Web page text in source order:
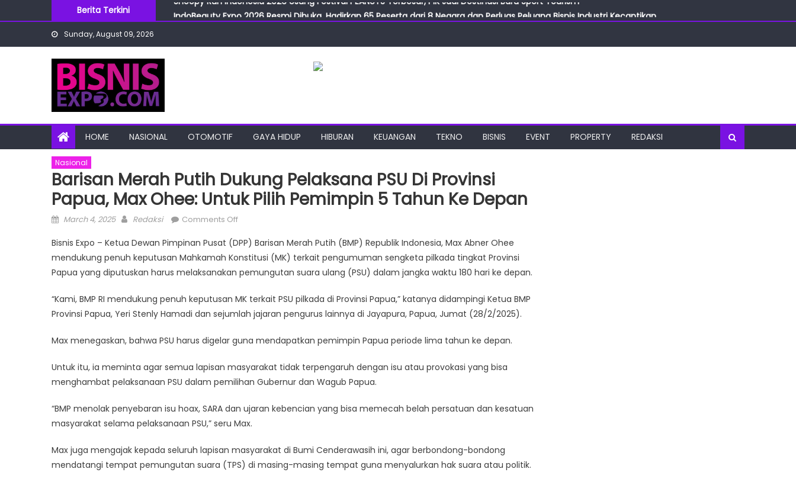
to
Berita Terkini
IndoBeauty Expo 2026 Resmi Dibuka, Hadirkan 65 Peserta dari 8 Negara dan Perluas Peluang Bisnis Industri Kecantikan
Snoopy Run Indonesia 2026 Usung Festival PEANUTS Terbesar, PIK Jadi Destinasi Baru Sport Tourism
Sunday, August 09, 2026
HOME NASIONAL OTOMOTIF GAYA HIDUP HIBURAN KEUANGAN TEKNO BISNIS EVENT PROPERTY REDAKSI
Nasional
Barisan Merah Putih Dukung Pelaksana PSU Di Provinsi
Papua, Max Ohee: Untuk Pilih Pemimpin 5 Tahun Ke Depan
Posted
March 4, 2025 Author
Redaksi Comments Offon
Merah
Putih
Dukung
PSU
di
Papua,
Ohee:
Untuk
Pemimpin
5
ke
Depan
Bisnis Expo – Ketua Dewan Pimpinan Pusat (DPP) Barisan Merah Putih (BMP) Republik Indonesia, Max Abner Ohee
mendukung penuh keputusan Mahkamah Konstitusi (MK) terkait pengumuman sengketa pilkada tingkat Provinsi
Papua yang diputuskan harus melaksanakan pemungutan suara ulang (PSU) dalam jangka waktu 180 hari ke depan.
“Kami, BMP RI mendukung penuh keputusan MK terkait PSU pilkada di Provinsi Papua,” katanya didampingi Ketua BMP
Provinsi Papua, Yeri Stenly Hamadi dan sejumlah jajaran pengurus lainnya di Jayapura, Papua, Jumat (28/2/2025).
Max menegaskan, bahwa PSU harus digelar guna mendapatkan pemimpin Papua periode lima tahun ke depan.
Untuk itu, ia meminta agar semua lapisan masyarakat tidak terpengaruh dengan isu atau provokasi yang bisa
menghambat pelaksanaan PSU dalam pemilihan Gubernur dan Wagub Papua.
“BMP menolak penyebaran isu hoax, SARA dan ujaran kebencian yang bisa memecah belah persatuan dan kesatuan
masyarakat selama pelaksanaan PSU,” seru Max.
Max juga mengajak kepada seluruh lapisan masyarakat di Bumi Cenderawasih ini, agar berbondong-bondong
mendatangi tempat pemungutan suara (TPS) di masing-masing tempat guna menyalurkan hak suara atau politik.